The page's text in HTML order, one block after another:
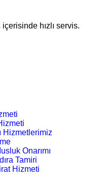
hızlı servis.
Hizmetlerimiz
Onarımı
Tamiri
Hizmeti